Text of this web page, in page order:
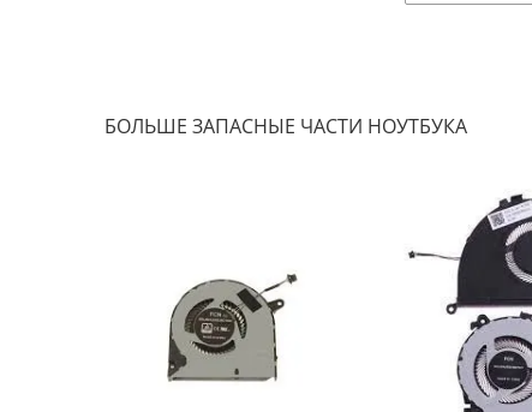
БОЛЬШЕ ЗАПАСНЫЕ ЧАСТИ НОУТБУКА